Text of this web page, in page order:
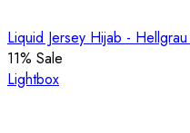
Liquid Jersey Hijab - Hellgrau
11% Sale
Lightbox